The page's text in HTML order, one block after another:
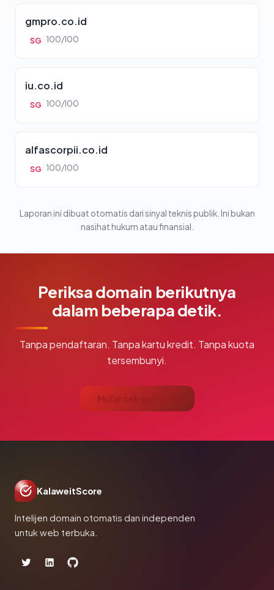
gmpro.co.id
SG 100/100
iu.co.id
SG 100/100
alfascorpii.co.id
SG 100/100
Laporan ini dibuat otomatis dari sinyal teknis publik. Ini bukan
nasihat hukum atau finansial.
Periksa domain berikutnya
dalam beberapa detik.
Tanpa pendaftaran. Tanpa kartu kredit. Tanpa kuota
tersembunyi.
Mulai cek gratis →
KalaweitScore
Intelijen domain otomatis dan independen
untuk web terbuka.